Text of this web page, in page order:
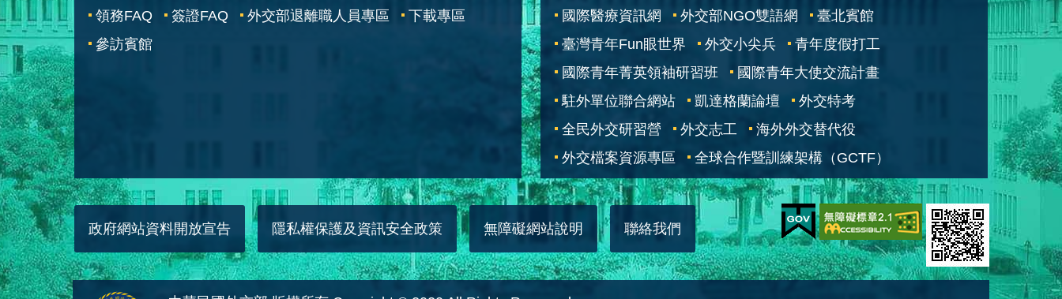
領務FAQ
簽證FAQ 外交部退離職人員專區
下載專區
參訪賓館
國際醫療資訊網
外交部NGO雙語網
臺北賓館
臺灣青年Fun眼世界
外交小尖兵
青年度假打工
國際青年菁英領袖研習班
國際青年大使交流計畫
駐外單位聯合網站
凱達格蘭論壇
外交特考
全民外交研習營
外交志工
海外外交替代役
外交檔案資源專區
全球合作暨訓練架構（GCTF）
政府網站資料開放宣告 隱私權保護及資訊安全政策 無障礙網站說明 聯絡我們